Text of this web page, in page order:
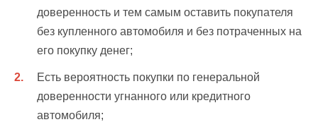
доверенность и тем самым оставить покупателя
без купленного автомобиля и без потраченных на
его покупку денег;
Есть вероятность покупки по генеральной
доверенности угнанного или кредитного
автомобиля;